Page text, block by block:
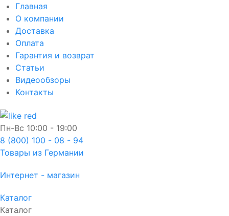
Главная
О компании
Доставка
Оплата
Гарантия и возврат
Статьи
Видеообзоры
Контакты
Пн-Вс 10:00 - 19:00
8 (800) 100 - 08 - 94
Товары из Германии
Интернет - магазин
Каталог
Каталог